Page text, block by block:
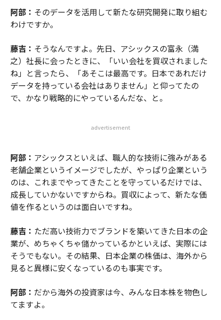
阿部： そのデータを活用して新たな研究開発に取り組む
わけですか。
藤吉： そうなんですよ。先日、アシックスの富永（満
之）社長に会ったときに、「いい会社を買収されました
ね」と言ったら、「あそこは最高です。日本であれだけ
データを持っている会社はありません」と仰ってたの
で、かなり戦略的にやっているんだな、と。
advertisement
阿部： アシックスといえば、職人的な技術に強みがある
老舗企業というイメージでしたが、やっぱり企業という
のは、これまでやってきたことを守っているだけでは、
成長していかないですからね。買収によって、新たな価
値を作るというのは面白いですね。
藤吉： ただ高い技術力でブランドを築いてきた日本の企
業が、めちゃくちゃ儲かっているかといえば、実際には
そうでもない。その結果、日本企業の株価は、海外から
見ると異様に安くなっているのも事実です。
阿部： だから海外の投資家は今、みんな日本株を物色し
てますよ。